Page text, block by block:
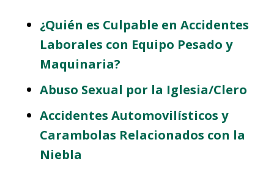
¿Quién es Culpable en Accidentes
Laborales con Equipo Pesado y
Maquinaria?
Abuso Sexual por la Iglesia/Clero
Accidentes Automovilísticos y
Carambolas Relacionados con la
Niebla